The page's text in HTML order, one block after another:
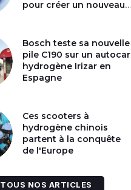
pour créer un nouveau
Bosch teste sa nouvelle
pile C190 sur un autocar
hydrogène Irizar en
Espagne
Ces scooters à
hydrogène chinois
partent à la conquête
de l'Europe
TOUS NOS ARTICLES